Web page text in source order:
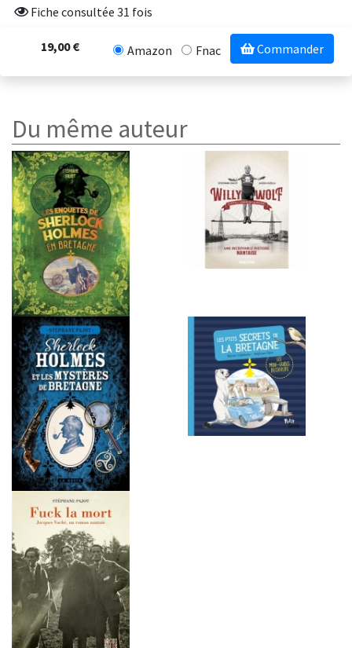
Fiche consultée 31 fois
19,00 € Amazon Fnac Commander
Du même auteur